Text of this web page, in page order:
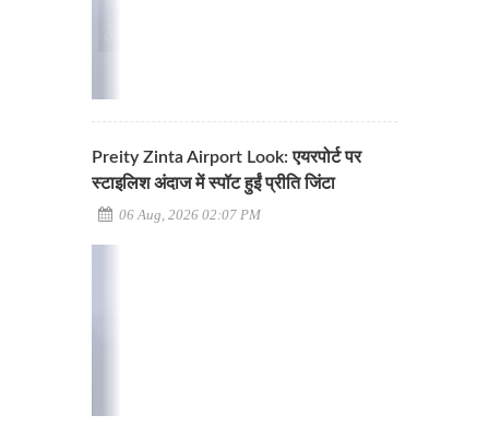
Preity Zinta Airport Look: एयरपोर्ट पर
स्टाइलिश अंदाज में स्पॉट हुईं प्रीति जिंटा
06 Aug, 2026 02:07 PM